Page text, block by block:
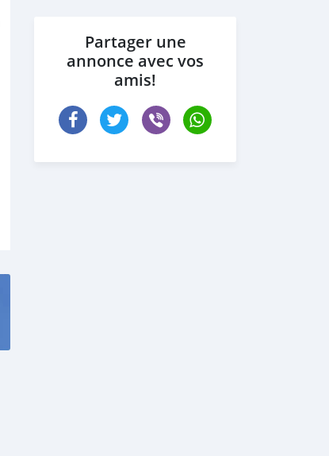
Partager une
annonce avec vos
amis!